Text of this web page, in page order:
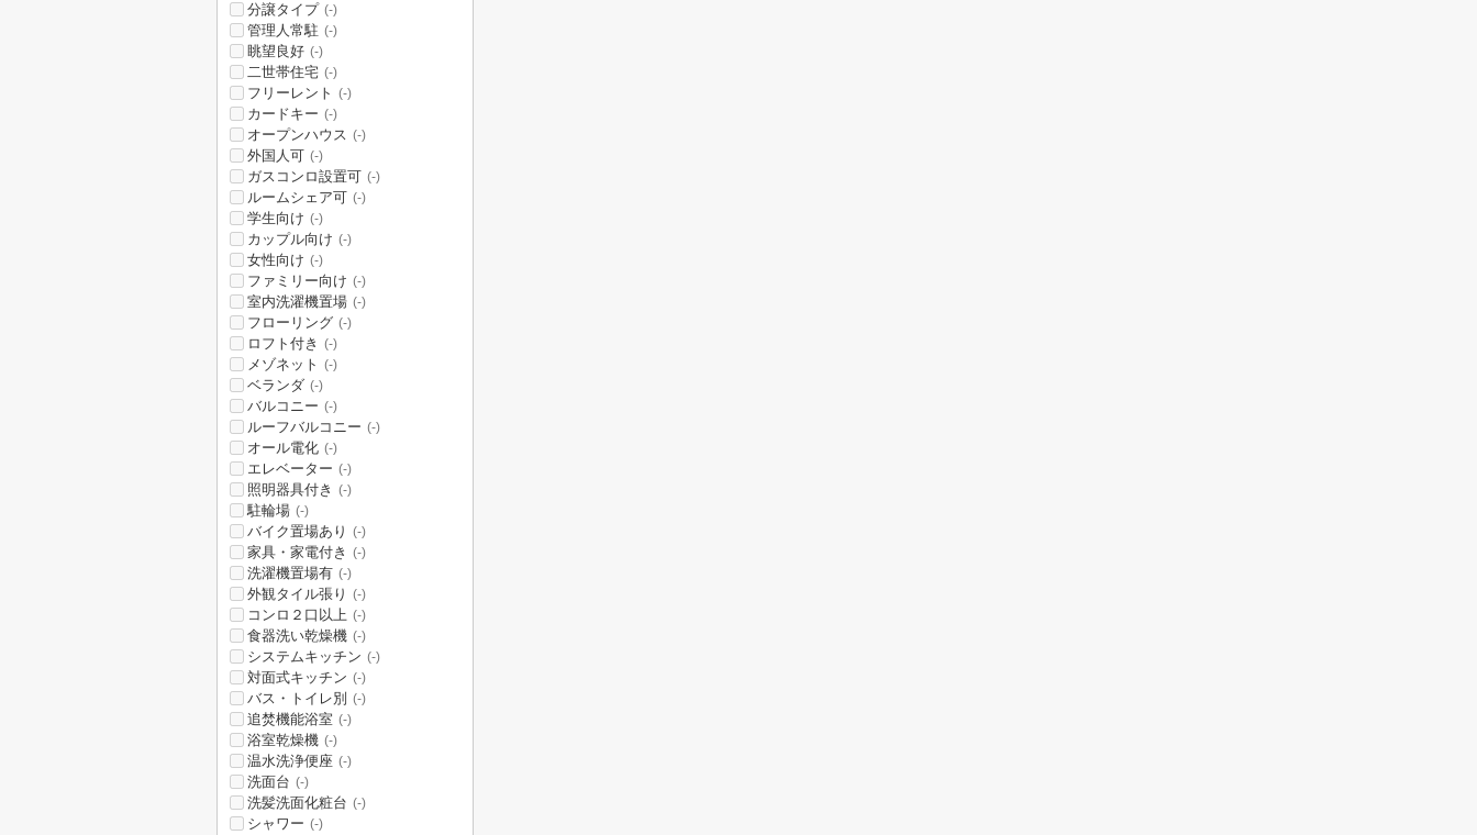
分譲タイプ (-)
管理人常駐 (-)
眺望良好 (-)
二世帯住宅 (-)
フリーレント (-)
カードキー (-)
オープンハウス (-)
外国人可 (-)
ガスコンロ設置可 (-)
ルームシェア可 (-)
学生向け (-)
カップル向け (-)
女性向け (-)
ファミリー向け (-)
室内洗濯機置場 (-)
フローリング (-)
ロフト付き (-)
メゾネット (-)
ベランダ (-)
バルコニー (-)
ルーフバルコニー (-)
オール電化 (-)
エレベーター (-)
照明器具付き (-)
駐輪場 (-)
バイク置場あり (-)
家具・家電付き (-)
洗濯機置場有 (-)
外観タイル張り (-)
コンロ２口以上 (-)
食器洗い乾燥機 (-)
システムキッチン (-)
対面式キッチン (-)
バス・トイレ別 (-)
追焚機能浴室 (-)
浴室乾燥機 (-)
温水洗浄便座 (-)
洗面台 (-)
洗髪洗面化粧台 (-)
シャワー (-)